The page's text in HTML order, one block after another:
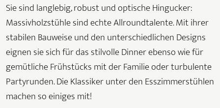
Sie sind langlebig, robust und optische Hingucker:
Massivholzstühle sind echte Allroundtalente. Mit ihrer
stabilen Bauweise und den unterschiedlichen Designs
eignen sie sich für das stilvolle Dinner ebenso wie für
gemütliche Frühstücks mit der Familie oder turbulente
Partyrunden. Die Klassiker unter den Esszimmerstühlen
machen so einiges mit!